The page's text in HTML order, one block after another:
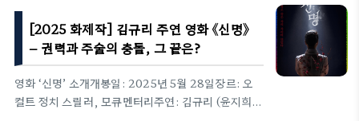
기를 정리해본다.1. 김규리의 출연 결심, 그 시작은
"한 장면"이었다배우 김규리는 『신명』 출연 제안을
받았을 당시, 현실과 너무도 닮은 시나리오에 심리적
충격을 받았다고 밝혔다. 그녀는 시나리오를 읽은 후
악몽을 꿨고, 특히 마지막 쿠키 영상의 대사를 보고 이
작품을 선택했다고 말했다."그 쿠키 영상에 나오는 신
[2025 화제작] 김규리 주연 영화 《신명》
– 권력과 주술의 충돌, 그 끝은?
영화 ‘신명’ 소개개봉일: 2025년 5월 28일장르: 오
컬트 정치 스릴러, 모큐멘터리주연: 김규리 (윤지희